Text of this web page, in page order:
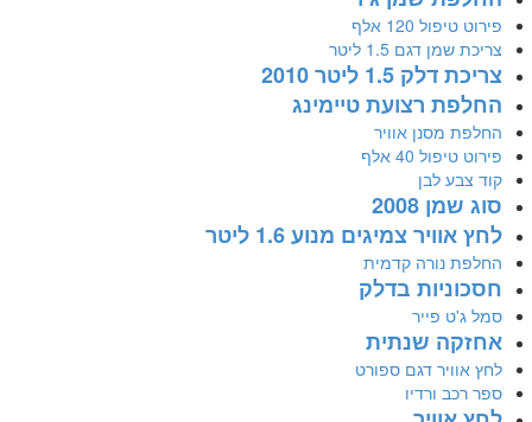
פירוט טיפול 120 אלף
צריכת שמן דגם 1.5 ליטר
צריכת דלק 1.5 ליטר 2010
החלפת רצועת טיימינג
החלפת מסנן אוויר
פירוט טיפול 40 אלף
קוד צבע לבן
סוג שמן 2008
לחץ אוויר צמיגים מנוע 1.6 ליטר
החלפת נורה קדמית
חסכוניות בדלק
סמל ג'ט פייר
אחזקה שנתית
לחץ אוויר דגם ספורט
ספר רכב ורדיו